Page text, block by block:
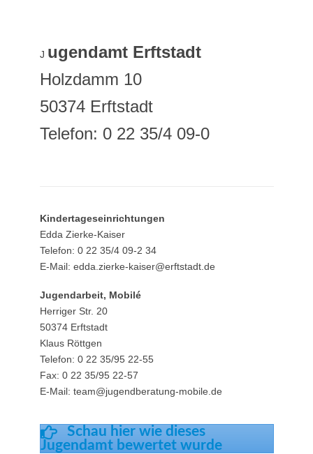
J ugendamt Erftstadt
Holzdamm 10
50374 Erftstadt
Telefon: 0 22 35/4 09-0
Kindertageseinrichtungen
Edda Zierke-Kaiser
Telefon: 0 22 35/4 09-2 34
E-Mail: edda.zierke-kaiser@erftstadt.de
Jugendarbeit, Mobilé
Herriger Str. 20
50374 Erftstadt
Klaus Röttgen
Telefon: 0 22 35/95 22-55
Fax: 0 22 35/95 22-57
E-Mail: team@jugendberatung-mobile.de
Schau hier wie dieses
Jugendamt bewertet wurde